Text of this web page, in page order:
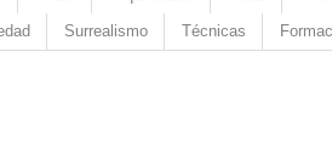
Surrealismo Técnicas